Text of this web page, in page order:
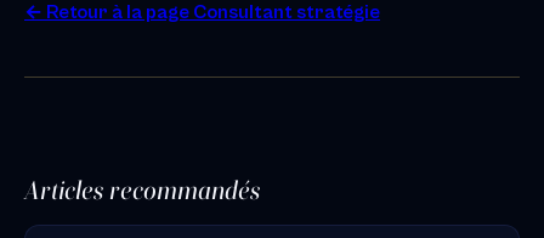
← Retour à la page Consultant stratégie
Articles recommandés